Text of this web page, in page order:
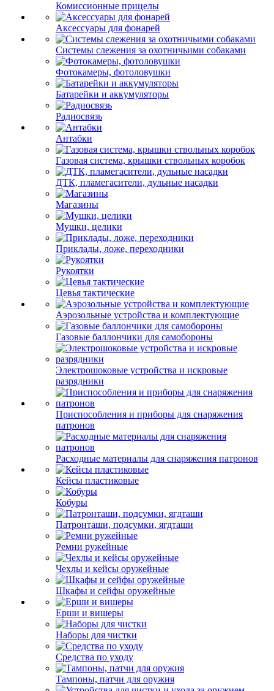
Комиссионные прицелы
Аксессуары для фонарей
Системы слежения за охотничьими собаками
Фотокамеры, фотоловушки
Батарейки и аккумуляторы
Радиосвязь
Антабки
Газовая система, крышки ствольных коробок
ДТК, пламегасители, дульные насадки
Магазины
Мушки, целики
Приклады, ложе, переходники
Рукоятки
Цевья тактические
Аэрозольные устройства и комплектующие
Газовые баллончики для самобороны
Электрошоковые устройства и искровые
разрядники
Приспособления и приборы для снаряжения
патронов
Расходные материалы для снаряжения патронов
Кейсы пластиковые
Кобуры
Патронташи, подсумки, ягдташи
Ремни ружейные
Чехлы и кейсы оружейные
Шкафы и сейфы оружейные
Ерши и вишеры
Наборы для чистки
Средства по уходу
Тампоны, патчи для оружия